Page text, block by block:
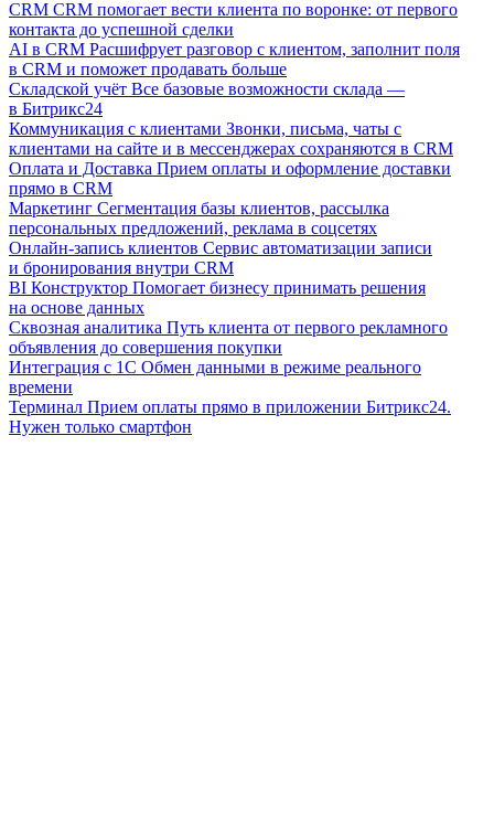
CRM CRM помогает вести клиента по воронке: от первого
контакта до успешной сделки
AI в CRM Расшифрует разговор с клиентом, заполнит поля
в CRM и поможет продавать больше
Складской учёт Все базовые возможности склада —
в Битрикс24
Коммуникация с клиентами Звонки, письма, чаты с
клиентами на сайте и в мессенджерах сохраняются в CRM
Оплата и Доставка Прием оплаты и оформление доставки
прямо в CRM
Маркетинг Сегментация базы клиентов, рассылка
персональных предложений, реклама в соцсетях
Онлайн-запись клиентов Сервис автоматизации записи
и бронирования внутри CRM
BI Конструктор Помогает бизнесу принимать решения
на основе данных
Сквозная аналитика Путь клиента от первого рекламного
объявления до совершения покупки
Интеграция с 1С Обмен данными в режиме реального
времени
Терминал Прием оплаты прямо в приложении Битрикс24.
Нужен только смартфон